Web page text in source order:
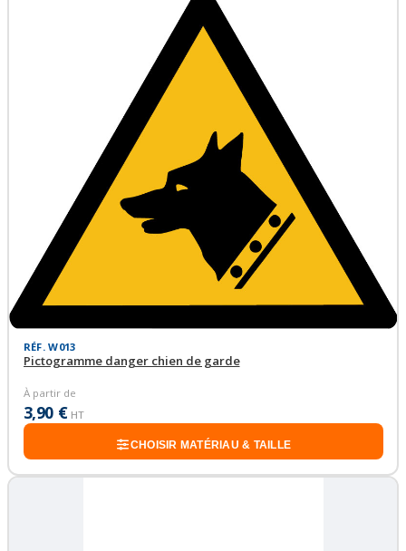
RÉF. W013
Pictogramme danger chien de garde
À partir de
3,90 € HT
CHOISIR MATÉRIAU & TAILLE